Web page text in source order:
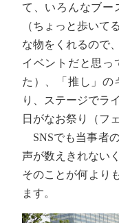
て、いろんなブー
（ちょっと歩いて
な物をくれるので
イベントだと思っ
た）、「推し」の
り、ステージでラ
日がなお祭り（フ
SNSでも当事者
声が数えきれない
そのことが何より
ます。